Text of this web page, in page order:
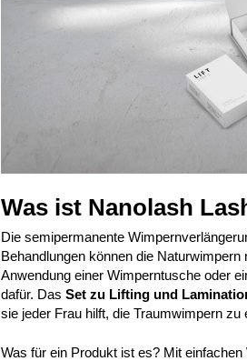
Was ist Nanolash
Die semipermanente
Behandlungen können die
Anwendung einer Wimperntusche oder
dafür. Das Set zu Lifting und
sie jeder Frau hilft, die Traumwimpern zu
Was für ein Produkt ist es? Mit